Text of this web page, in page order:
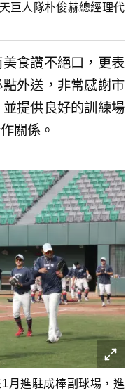
巨人隊朴俊赫總經理代
食讚不絕口，更表
外送，非常感謝市
提供良好的訓練場
關係。
月進駐成棒副球場，進